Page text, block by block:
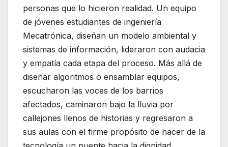
personas que lo hicieron realidad. Un equipo
de jóvenes estudiantes de ingeniería
Mecatrónica, diseñan un modelo ambiental y
sistemas de información, lideraron con audacia
y empatía cada etapa del proceso. Más allá de
diseñar algoritmos o ensamblar equipos,
escucharon las voces de los barrios
afectados, caminaron bajo la lluvia por
callejones llenos de historias y regresaron a
sus aulas con el firme propósito de hacer de la